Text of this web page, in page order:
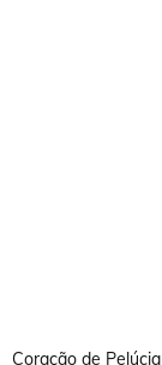
Coração de Pelúcia